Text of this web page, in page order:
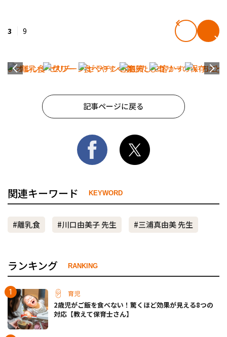
3 9
記事ページに戻る
関連キーワード KEYWORD
#離乳食 #川口由美子 先生 #三浦真由美 先生
ランキング RANKING
育児
2歳児がご飯を食べない！驚くほど効果が見える8つの
対応【教えて保育士さん】